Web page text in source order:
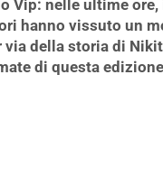
Vip: nelle ultime
hanno vissuto un
della storia di
di questa edizione